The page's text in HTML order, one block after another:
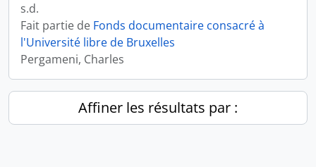
s.d.
Fait partie de Fonds documentaire consacré à
l'Université libre de Bruxelles
Pergameni, Charles
Affiner les résultats par :